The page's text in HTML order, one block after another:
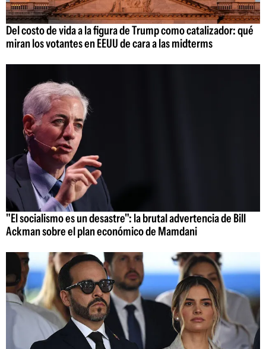
Del costo de vida a la figura de Trump como catalizador: qué
miran los votantes en EEUU de cara a las midterms
"El socialismo es un desastre": la brutal advertencia de Bill
Ackman sobre el plan económico de Mamdani